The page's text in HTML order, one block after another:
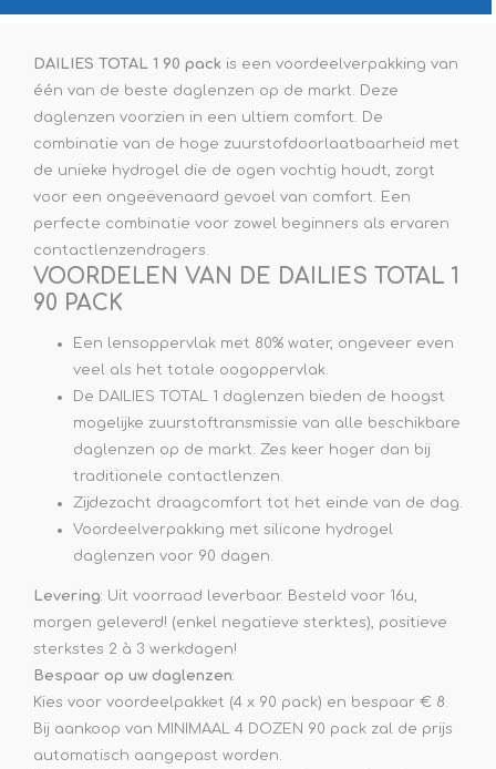
DAILIES TOTAL 1 90 pack is een voordeelverpakking van
één van de beste daglenzen op de markt. Deze
daglenzen voorzien in een ultiem comfort. De
combinatie van de hoge zuurstofdoorlaatbaarheid met
de unieke hydrogel die de ogen vochtig houdt, zorgt
voor een ongeëvenaard gevoel van comfort. Een
perfecte combinatie voor zowel beginners als ervaren
contactlenzendragers.
VOORDELEN VAN DE DAILIES TOTAL 1
90 PACK
Een lensoppervlak met 80% water, ongeveer even
veel als het totale oogoppervlak.
De DAILIES TOTAL 1 daglenzen bieden de hoogst
mogelijke zuurstoftransmissie van alle beschikbare
daglenzen op de markt. Zes keer hoger dan bij
traditionele contactlenzen.
Zijdezacht draagcomfort tot het einde van de dag.
Voordeelverpakking met silicone hydrogel
daglenzen voor 90 dagen.
Levering: Uit voorraad leverbaar. Besteld voor 16u,
morgen geleverd! (enkel negatieve sterktes), positieve
sterkstes 2 à 3 werkdagen!
Bespaar op uw daglenzen:
Kies voor voordeelpakket (4 x 90 pack) en bespaar € 8.
Bij aankoop van MINIMAAL 4 DOZEN 90 pack zal de prijs
automatisch aangepast worden.